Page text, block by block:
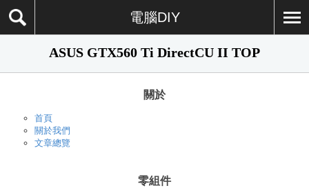
電腦DIY
ASUS GTX560 Ti DirectCU II TOP
關於
首頁
關於我們
文章總覽
零組件